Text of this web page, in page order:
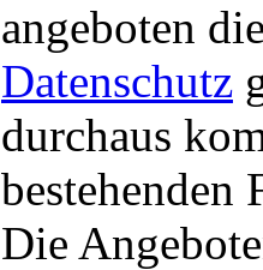
angeboten
Datenschutz
durchaus
bestehenden
Die